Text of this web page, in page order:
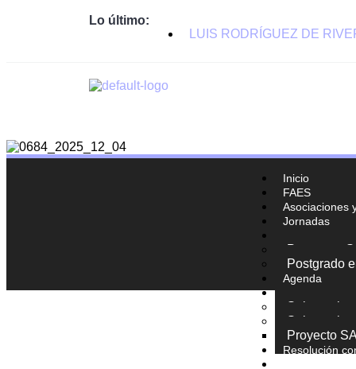
Lo último:
LUIS RODRÍGUEZ DE
Inicio
FAES
Asociaciones
Jornadas
Programa
Postgrado
Agenda
Proyecto
Resolución